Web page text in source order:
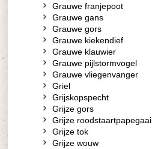
Grauwe franjepoot
Grauwe gans
Grauwe gors
Grauwe kiekendief
Grauwe klauwier
Grauwe pijlstormvogel
Grauwe vliegenvanger
Griel
Grijskopspecht
Grijze gors
Grijze roodstaartpapegaai
Grijze tok
Grijze wouw